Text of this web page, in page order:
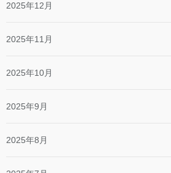
2025年12月
2025年11月
2025年10月
2025年9月
2025年8月